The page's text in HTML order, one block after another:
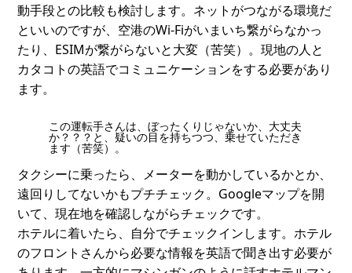
動手段との比較も検討します。ネットがつながる環境だ
といいのですが、空港のWi-Fiがいまいち繋がらなかっ
たり、ESIMが繋がらないと大変（苦笑）。現地の人と
カタコトの英語でコミュニケーションをする必要があり
ます。
この運転手さんは、ぼったくりじゃないか、大丈夫
か？？？と、疑いの目を持ちつつ、乗せていただき
ます（苦笑）。
タクシーに乗ったら、メーターを動かしているかとか、
遠回りしてないかもプチチェック。Googleマップを開
いて、現在地を確認しながらチェックです。
ホテルに着いたら、自分でチェックインします。ホテル
のフロントさんから必要な情報を英語で聞き出す必要が